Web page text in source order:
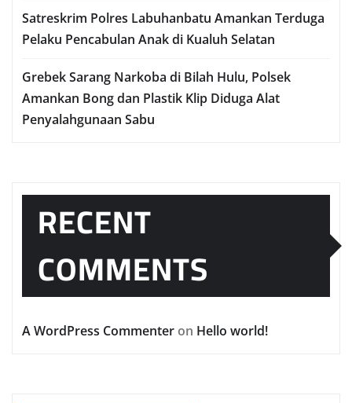
Satreskrim Polres Labuhanbatu Amankan Terduga
Pelaku Pencabulan Anak di Kualuh Selatan
Grebek Sarang Narkoba di Bilah Hulu, Polsek
Amankan Bong dan Plastik Klip Diduga Alat
Penyalahgunaan Sabu
RECENT
COMMENTS
A WordPress Commenter on Hello world!